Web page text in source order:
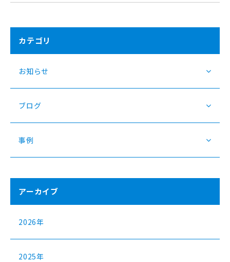
カテゴリ
お知らせ
ブログ
事例
アーカイブ
2026年
2025年